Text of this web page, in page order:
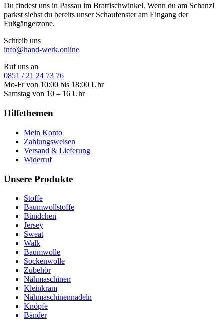
Du findest uns in Passau im Bratfischwinkel. Wenn du am Schanzl
parkst siehst du bereits unser Schaufenster am Eingang der
Fußgängerzone.
Schreib uns
info@hand-werk.online
Ruf uns an
0851 / 21 24 73 76
Mo-Fr von 10:00 bis 18:00 Uhr
Samstag von 10 – 16 Uhr
Hilfethemen
Mein Konto
Zahlungsweisen
Versand & Lieferung
Widerruf
Unsere Produkte
Stoffe
Baumwollstoffe
Bündchen
Jersey
Sweat
Walk
Baumwolle
Sockenwolle
Zubehör
Nähmaschinen
Kleinkram
Nähmaschinennadeln
Knöpfe
Bänder